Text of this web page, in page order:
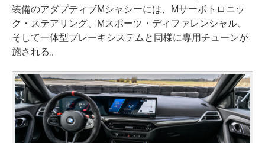
装備のアダプティブMシャシーには、Mサーボトロニッ
ク・ステアリング、Mスポーツ・ディファレンシャル、
そして一体型ブレーキシステムと同様に専用チューンが
施される。